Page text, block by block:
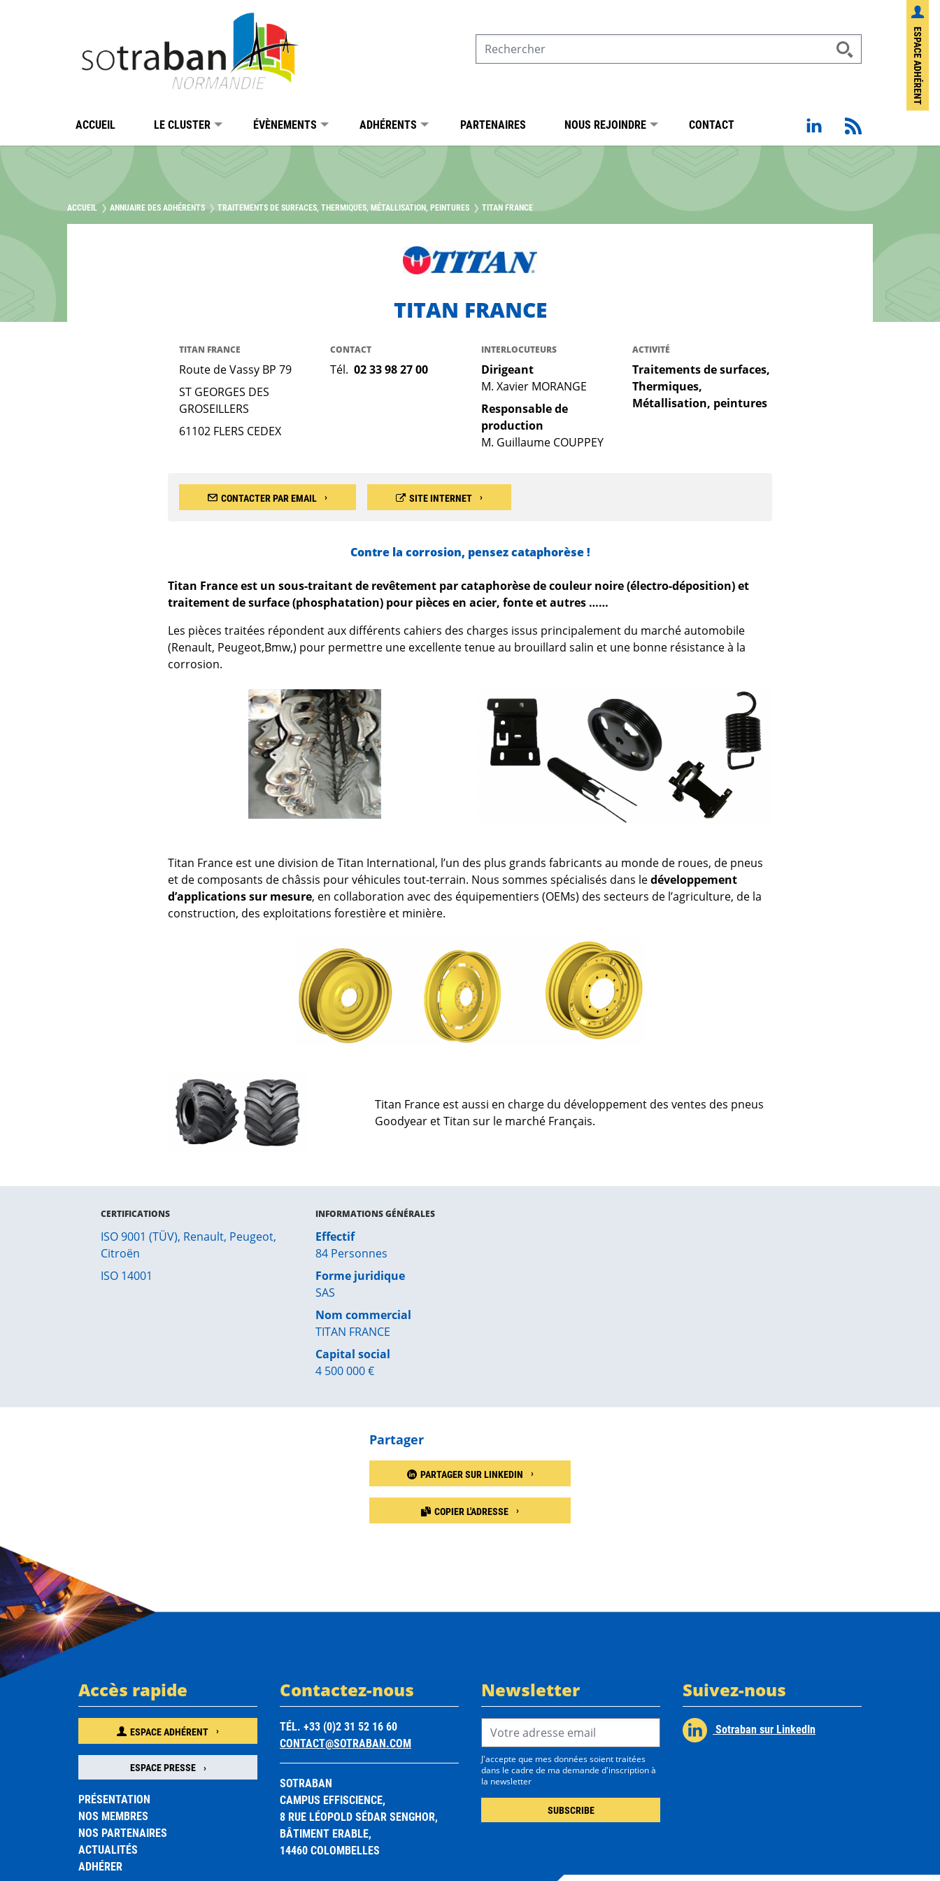
ESPACE ADHÉRENT
ACCUEIL LE CLUSTER ÉVÈNEMENTS ADHÉRENTS PARTENAIRES NOUS REJOINDRE CONTACT Page Linkedin de
ACCUEIL ANNUAIRE DES ADHÉRENTS TRAITEMENTS DE SURFACES, THERMIQUES, MÉTALLISATION, PEINTURES TITAN FRANCE
TITAN FRANCE
TITAN FRANCE
Route de Vassy BP 79
ST GEORGES DES
GROSEILLERS
61102 FLERS CEDEX
CONTACT
Tél. 02 33 98 27 00
INTERLOCUTEURS
Dirigeant
M. Xavier MORANGE
Responsable de
production
M. Guillaume COUPPEY
ACTIVITÉ
Traitements de surfaces,
Thermiques,
Métallisation, peintures
CONTACTER PAR EMAIL SITE INTERNET
Contre la corrosion, pensez cataphorèse !
Titan France est un sous-traitant de revêtement par cataphorèse de couleur noire (électro-déposition) et
traitement de surface (phosphatation) pour pièces en acier, fonte et autres ……
Les pièces traitées répondent aux différents cahiers des charges issus principalement du marché automobile
(Renault, Peugeot,Bmw,) pour permettre une excellente tenue au brouillard salin et une bonne résistance à la
corrosion.
Titan France est une division de Titan International, l’un des plus grands fabricants au monde de roues, de pneus
et de composants de châssis pour véhicules tout-terrain. Nous sommes spécialisés dans ledéveloppement
d’applications sur mesure, en collaboration avec des équipementiers (OEMs) des secteurs de l’agriculture, de la
construction, des exploitations forestière et minière.
Titan France est aussi en charge du développement des ventes des pneus
Goodyear et Titan sur le marché Français.
CERTIFICATIONS
ISO 9001 (TÜV), Renault, Peugeot,
Citroën
ISO 14001
INFORMATIONS GÉNÉRALES
Effectif
84 Personnes
Forme juridique
SAS
Nom commercial
TITAN FRANCE
Capital social
4 500 000 €
Partager
PARTAGER SUR LINKEDIN
COPIER L'ADRESSE
Accès rapide
ESPACE ADHÉRENT
ESPACE PRESSE
PRÉSENTATION
NOS MEMBRES
NOS PARTENAIRES
ACTUALITÉS
ADHÉRER
Contactez-nous
TÉL. +33 (0)2 31 52 16 60
CONTACT@SOTRABAN.COM
SOTRABAN
CAMPUS EFFISCIENCE,
8 RUE LÉOPOLD SÉDAR SENGHOR,
BÂTIMENT ERABLE,
14460 COLOMBELLES
Newsletter
Email Address*
J'accepte que mes données soient traitées
dans le cadre de ma demande d'inscription à
la newsletter
Suivez-nous
Sotraban sur LinkedIn